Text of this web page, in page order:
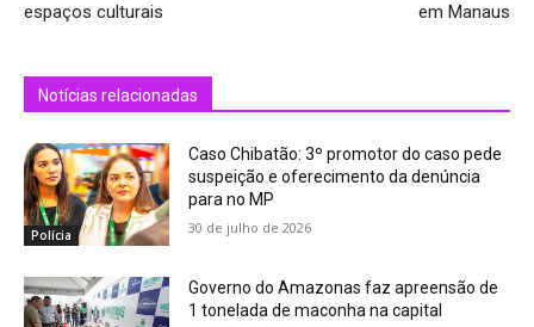
espaços culturais
em Manaus
Notícias relacionadas
Polícia
Caso Chibatão: 3º promotor do caso pede
suspeição e oferecimento da denúncia
para no MP
30 de julho de 2026
Governo do Amazonas faz apreensão de
1 tonelada de maconha na capital